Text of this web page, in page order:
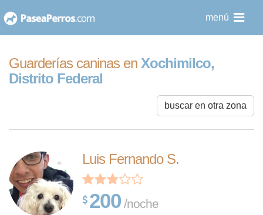
al
menú
Guarderías caninas en Xochimilco,
Distrito Federal
buscar en otra zona
Luis Fernando S.
200 /noche